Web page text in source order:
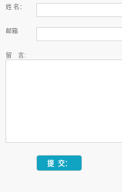
姓 名：
邮箱
留 言: